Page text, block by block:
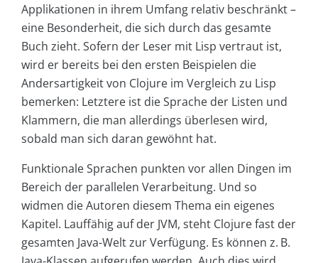
Applikationen in ihrem Umfang relativ beschränkt –
eine Besonderheit, die sich durch das gesamte
Buch zieht. Sofern der Leser mit Lisp vertraut ist,
wird er bereits bei den ersten Beispielen die
Andersartigkeit von Clojure im Vergleich zu Lisp
bemerken: Letztere ist die Sprache der Listen und
Klammern, die man allerdings überlesen wird,
sobald man sich daran gewöhnt hat.
Funktionale Sprachen punkten vor allen Dingen im
Bereich der parallelen Verarbeitung. Und so
widmen die Autoren diesem Thema ein eigenes
Kapitel. Lauffähig auf der JVM, steht Clojure fast der
gesamten Java-Welt zur Verfügung. Es können z. B.